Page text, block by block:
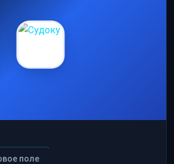
поле